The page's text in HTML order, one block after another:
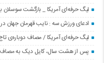
لیگ حرفه‌ای آمریکا _ بازگشت سوسلان
ادعای ورزش سه : نایب قهرمان جهان در
لیگ حرفه‌ای آمریکا / مصاف دوباره‌ی
پس از هشت سال، کایل دیک به